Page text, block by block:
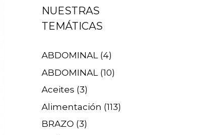
NUESTRAS
TEMÁTICAS
ABDOMINAL (4)
ABDOMINAL (10)
Aceites (3)
Alimentación (113)
BRAZO (3)